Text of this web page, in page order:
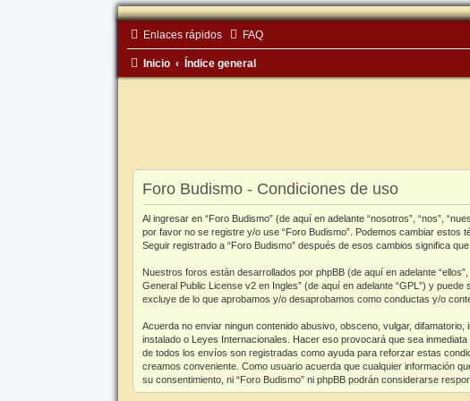
Enlaces rápidos FAQ
Inicio Índice general
Foro Budismo - Condiciones de uso
Al ingresar en “Foro Budismo” (de aquí en adelante “nosotros”, “nos”,
por favor no se registre y/o use “Foro Budismo”. Podemos cambiar
Seguir registrado a “Foro Budismo” después de esos cambios significa
Nuestros foros están desarrollados por phpBB (de aquí en adelante
General Public License v2 en Ingles” (de aquí en adelante “GPL”) y puede
excluye de lo que aprobamos y/o desaprobamos como conductas y/o
Acuerda no enviar ningun contenido abusivo, obsceno, vulgar,
instalado o Leyes Internacionales. Hacer eso provocará que sea
de todos los envíos son registradas como ayuda para reforzar estas
creamos conveniente. Como usuario acuerda que cualquier información
su consentimiento, ni “Foro Budismo” ni phpBB podrán considerarse